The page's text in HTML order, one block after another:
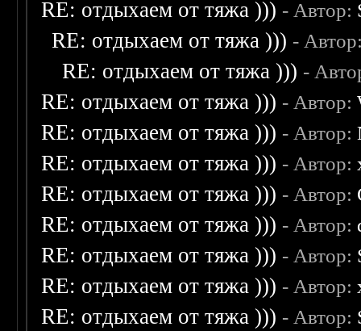
RE: отдыхаем от тяжа ))) - Автор:
RE: отдыхаем от тяжа ))) -
RE: отдыхаем от тяжа ))) -
RE: отдыхаем от тяжа ))) - Автор:
RE: отдыхаем от тяжа ))) - Автор:
RE: отдыхаем от тяжа ))) - Автор:
RE: отдыхаем от тяжа ))) - Автор:
RE: отдыхаем от тяжа ))) - Автор:
RE: отдыхаем от тяжа ))) - Автор:
RE: отдыхаем от тяжа ))) - Автор:
RE: отдыхаем от тяжа ))) - Автор: